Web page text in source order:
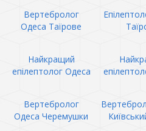
Вертебролог
Одеса Таїрове
Найкращий
епілептолог Одеса
Вертебролог
Одеса Черемушки